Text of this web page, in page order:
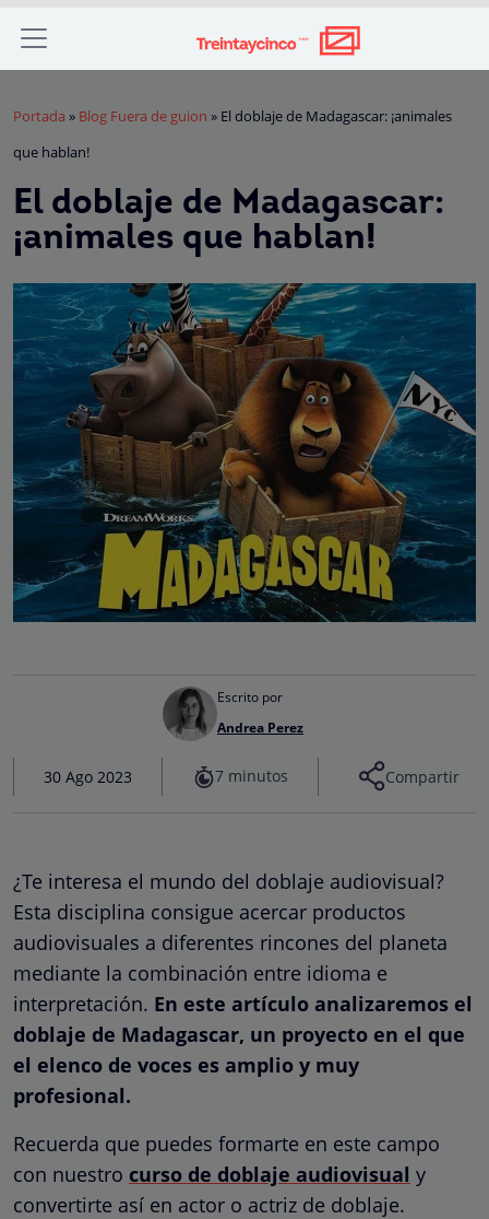
Portada » Blog Fuera de guion » El doblaje de Madagascar: ¡animales
que hablan!
El doblaje de Madagascar:
¡animales que hablan!
Escrito por
Andrea Perez
30 Ago 2023 7 minutos Compartir
¿Te interesa el mundo del doblaje audiovisual?
Esta disciplina consigue acercar productos
audiovisuales a diferentes rincones del planeta
mediante la combinación entre idioma e
interpretación. En este artículo analizaremos el
doblaje de Madagascar, un proyecto en el que
el elenco de voces es amplio y muy
profesional.
Recuerda que puedes formarte en este campo
con nuestro curso de doblaje audiovisual y
convertirte así en actor o actriz de doblaje.